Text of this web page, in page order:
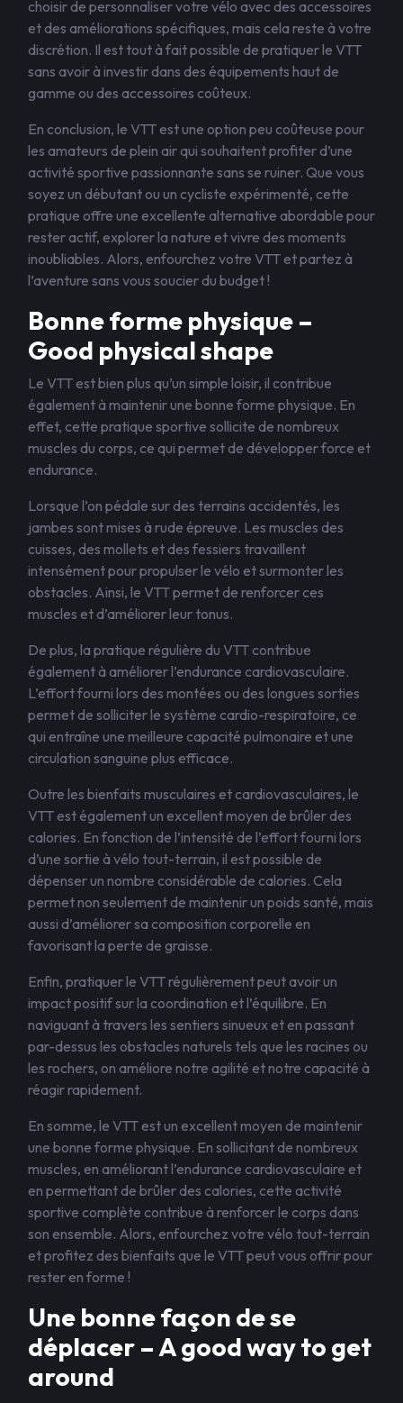
choisir de personnaliser votre vélo avec des accessoires
et des améliorations spécifiques, mais cela reste à votre
discrétion. Il est tout à fait possible de pratiquer le VTT
sans avoir à investir dans des équipements haut de
gamme ou des accessoires coûteux.
En conclusion, le VTT est une option peu coûteuse pour
les amateurs de plein air qui souhaitent profiter d’une
activité sportive passionnante sans se ruiner. Que vous
soyez un débutant ou un cycliste expérimenté, cette
pratique offre une excellente alternative abordable pour
rester actif, explorer la nature et vivre des moments
inoubliables. Alors, enfourchez votre VTT et partez à
l’aventure sans vous soucier du budget !
Bonne forme physique –
Good physical shape
Le VTT est bien plus qu’un simple loisir, il contribue
également à maintenir une bonne forme physique. En
effet, cette pratique sportive sollicite de nombreux
muscles du corps, ce qui permet de développer force et
endurance.
Lorsque l’on pédale sur des terrains accidentés, les
jambes sont mises à rude épreuve. Les muscles des
cuisses, des mollets et des fessiers travaillent
intensément pour propulser le vélo et surmonter les
obstacles. Ainsi, le VTT permet de renforcer ces
muscles et d’améliorer leur tonus.
De plus, la pratique régulière du VTT contribue
également à améliorer l’endurance cardiovasculaire.
L’effort fourni lors des montées ou des longues sorties
permet de solliciter le système cardio-respiratoire, ce
qui entraîne une meilleure capacité pulmonaire et une
circulation sanguine plus efficace.
Outre les bienfaits musculaires et cardiovasculaires, le
VTT est également un excellent moyen de brûler des
calories. En fonction de l’intensité de l’effort fourni lors
d’une sortie à vélo tout-terrain, il est possible de
dépenser un nombre considérable de calories. Cela
permet non seulement de maintenir un poids santé, mais
aussi d’améliorer sa composition corporelle en
favorisant la perte de graisse.
Enfin, pratiquer le VTT régulièrement peut avoir un
impact positif sur la coordination et l’équilibre. En
naviguant à travers les sentiers sinueux et en passant
par-dessus les obstacles naturels tels que les racines ou
les rochers, on améliore notre agilité et notre capacité à
réagir rapidement.
En somme, le VTT est un excellent moyen de maintenir
une bonne forme physique. En sollicitant de nombreux
muscles, en améliorant l’endurance cardiovasculaire et
en permettant de brûler des calories, cette activité
sportive complète contribue à renforcer le corps dans
son ensemble. Alors, enfourchez votre vélo tout-terrain
et profitez des bienfaits que le VTT peut vous offrir pour
rester en forme !
Une bonne façon de se
déplacer – A good way to get
around